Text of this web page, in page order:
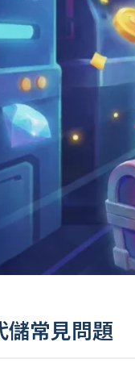
儲常見問題